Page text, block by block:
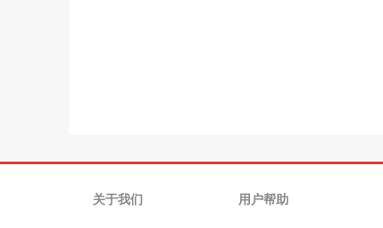
关于我们 用户帮助